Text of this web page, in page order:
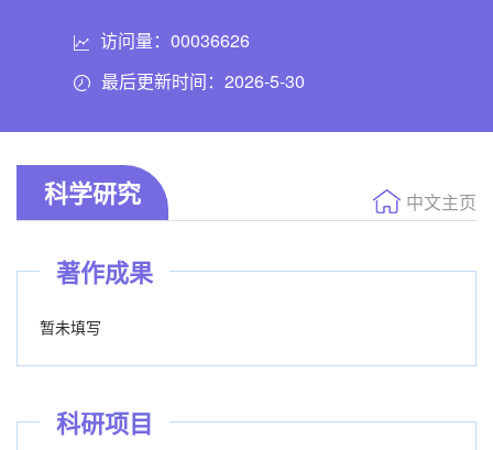
访问量：00036626
最后更新时间：2026-5-30
科学研究 中文主页
著作成果
暂未填写
科研项目